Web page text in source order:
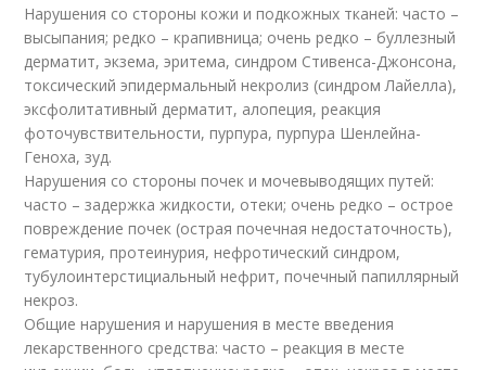
Нарушения со стороны кожи и подкожных тканей: часто –
высыпания; редко – крапивница; очень редко – буллезный
дерматит, экзема, эритема, синдром Стивенса-Джонсона,
токсический эпидермальный некролиз (синдром Лайелла),
эксфолитативный дерматит, алопеция, реакция
фоточувствительности, пурпура, пурпура Шенлейна-
Геноха, зуд.
Нарушения со стороны почек и мочевыводящих путей:
часто – задержка жидкости, отеки; очень редко – острое
повреждение почек (острая почечная недостаточность),
гематурия, протеинурия, нефротический синдром,
тубулоинтерстициальный нефрит, почечный папиллярный
некроз.
Общие нарушения и нарушения в месте введения
лекарственного средства: часто – реакция в месте